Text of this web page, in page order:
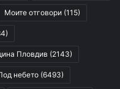
Моите отговори (115)
Пловдив (2143)
небето (6493)